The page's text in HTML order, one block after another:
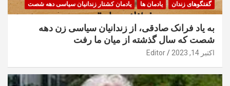
گفتگوهای زندان
یادمان ها یادمان کشتار زندانیان سیاسی دهه شصت
به یاد فرانک صادقی، از زندانیان سیاسی زن دهه
شصت که سال گذشته از میان ما رفت
اکتبر 14, 2023 Editor